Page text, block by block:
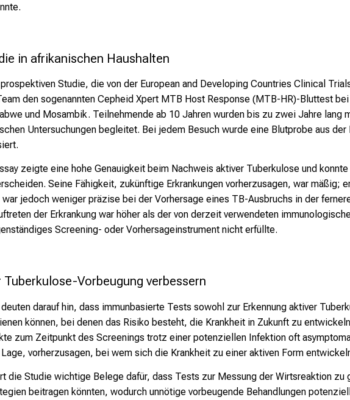
in afrikanischen Haushalten
Studie, die von der European and Developing Countries Clinical
den sogenannten Cepheid Xpert MTB Host Response (MTB-HR)-Bluttest
und Mosambik. Teilnehmende ab 10 Jahren wurden bis zu zwei Jahre
Untersuchungen begleitet. Bei jedem Besuch wurde eine Blutprobe aus
zeigte eine hohe Genauigkeit beim Nachweis aktiver Tuberkulose und
Seine Fähigkeit, zukünftige Erkrankungen vorherzusagen, war
war jedoch weniger präzise bei der Vorhersage eines TB-Ausbruchs in der
der Erkrankung war höher als der von derzeit verwendeten
Screening- oder Vorhersageinstrument nicht erfüllte.
Tuberkulose-Vorbeugung verbessern
darauf hin, dass immunbasierte Tests sowohl zur Erkennung aktiver
können, bei denen das Risiko besteht, die Krankheit in Zukunft zu
zum Zeitpunkt des Screenings trotz einer potenziellen Infektion oft
vorherzusagen, bei wem sich die Krankheit zu einer aktiven Form
die Studie wichtige Belege dafür, dass Tests zur Messung der Wirtsreaktion zu
beitragen könnten, wodurch unnötige vorbeugende Behandlungen